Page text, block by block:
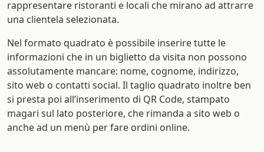
rappresentare ristoranti e locali che mirano ad attrarre
una clientela selezionata.
Nel formato quadrato è possibile inserire tutte le
informazioni che in un biglietto da visita non possono
assolutamente mancare: nome, cognome, indirizzo,
sito web o contatti social. Il taglio quadrato inoltre ben
si presta poi all’inserimento di QR Code, stampato
magari sul lato posteriore, che rimanda a sito web o
anche ad un menù per fare ordini online.